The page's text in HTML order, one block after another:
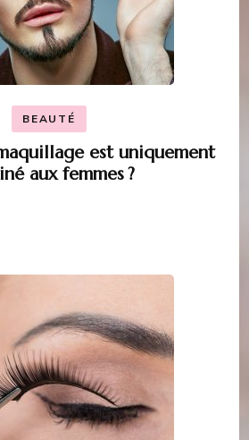
BEAUTÉ
est uniquement
aux femmes ?